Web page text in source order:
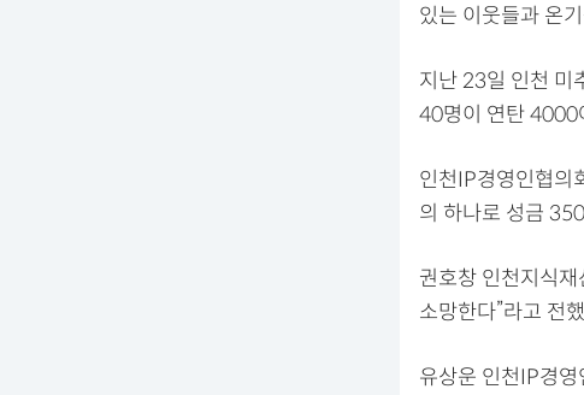
있는 이웃들과 온
지난 23일 인천 미
40명이 연탄 4000
인천IP경영인협의
의 하나로 성금
권호창 인천지식
소망한다”라고 전
유상운 인천IP경